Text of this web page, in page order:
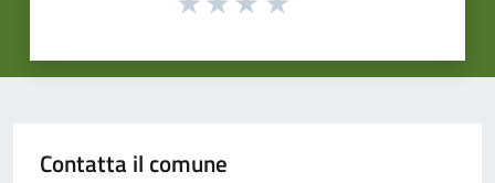
Contatta il comune